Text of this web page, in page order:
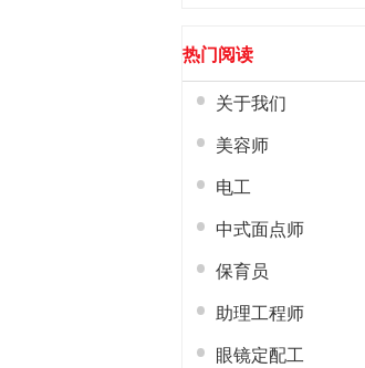
热门阅读
关于我们
美容师
电工
中式面点师
保育员
助理工程师
眼镜定配工